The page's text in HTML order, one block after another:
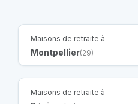
Maisons de retraite à
Montpellier(29)
Maisons de retraite à